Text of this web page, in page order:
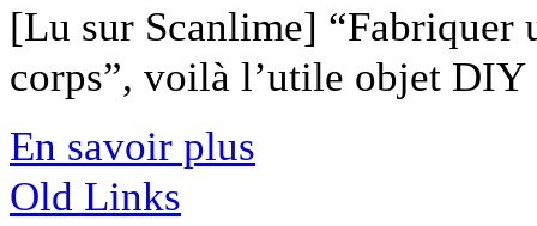
[Lu sur Scanlime] “Fabriquer
corps”, voilà l’utile objet
En savoir plus
Old Links